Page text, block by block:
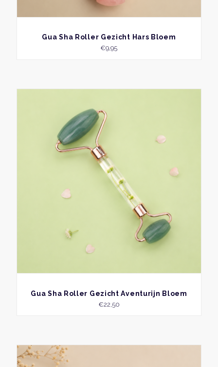
BEKIJK
Gua Sha Roller Gezicht Hars Bloem
€9,95
BEKIJK
Gua Sha Roller Gezicht Aventurijn Bloem
€22,50